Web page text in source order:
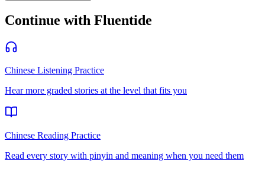
Continue with Fluentide
Chinese Listening Practice
Hear more graded stories at the level that fits you
Chinese Reading Practice
Read every story with pinyin and meaning when you need them